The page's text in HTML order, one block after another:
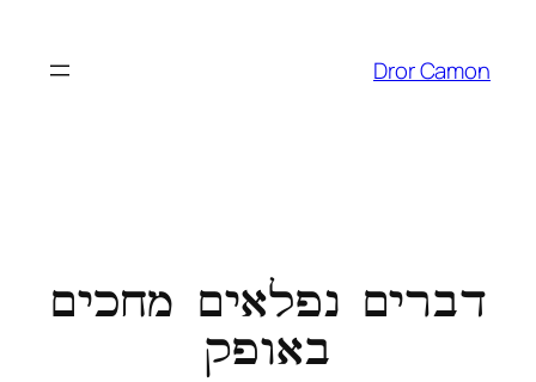
Dror Camon
דברים נפלאים מחכים
באופק